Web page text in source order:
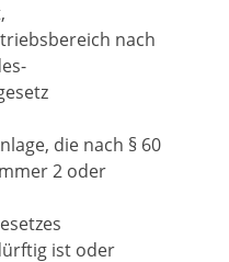
nach
die nach § 60
2 oder
ist oder